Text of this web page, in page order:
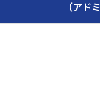
（アド